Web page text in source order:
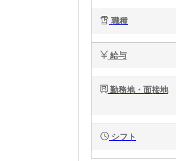
職種
給与
勤務地・面接地
シフト